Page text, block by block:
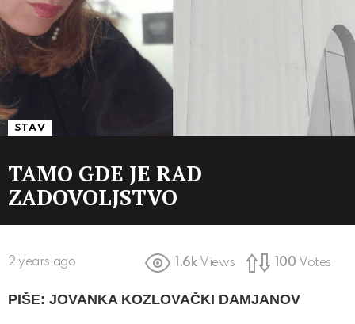
STAV
TAMO GDE JE RAD
ZADOVOLJSTVO
2 years ago 1.6k Views 100 Votes
PIŠE: JOVANKA KOZLOVAČKI DAMJANOV